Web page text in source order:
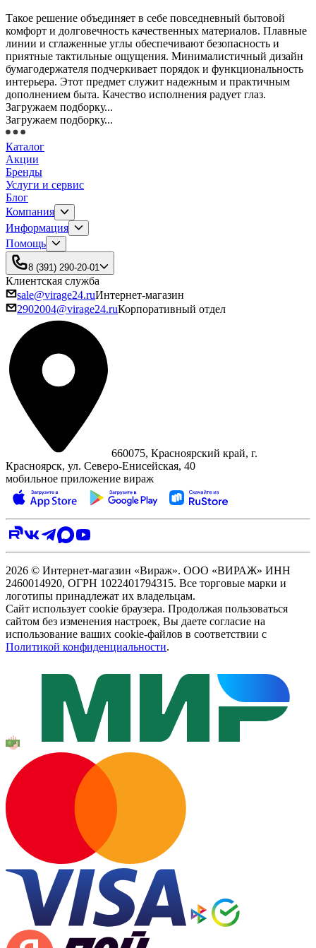
Такое решение объединяет в себе повседневный бытовой
комфорт и долговечность качественных материалов. Плавные
линии и сглаженные углы обеспечивают безопасность и
приятные тактильные ощущения. Минималистичный дизайн
бумагодержателя подчеркивает порядок и функциональность
интерьера. Этот предмет служит надежным и практичным
дополнением быта. Качество исполнения радует глаз.
Загружаем подборку...
Загружаем подборку...
Каталог
Акции
Бренды
Услуги и сервис
Блог
Компания
Информация
Помощь
8 (391) 290-20-01
Клиентская служба
sale@virage24.ruИнтернет-магазин
2902004@virage24.ruКорпоративный отдел
660075, Красноярский край, г.
Красноярск, ул. Северо‑Енисейская, 40
мобильное приложение вираж
2026 © Интернет-магазин «Вираж». ООО «ВИРАЖ» ИНН
2460014920, ОГРН 1022401794315. Все торговые марки и
логотипы принадлежат их владельцам.
Сайт использует cookie браузера. Продолжая пользоваться
сайтом без изменения настроек, Вы даете согласие на
использование ваших cookie-файлов в соответствии с
Политикой конфиденциальности.